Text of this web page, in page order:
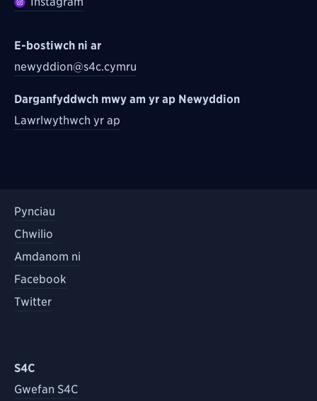
E-bostiwch ni ar
newyddion@s4c.cymru
Darganfyddwch mwy am yr ap Newyddion
Lawrlwythwch yr ap
Pynciau
Chwilio
Amdanom ni
Facebook
Twitter
S4C
Gwefan S4C